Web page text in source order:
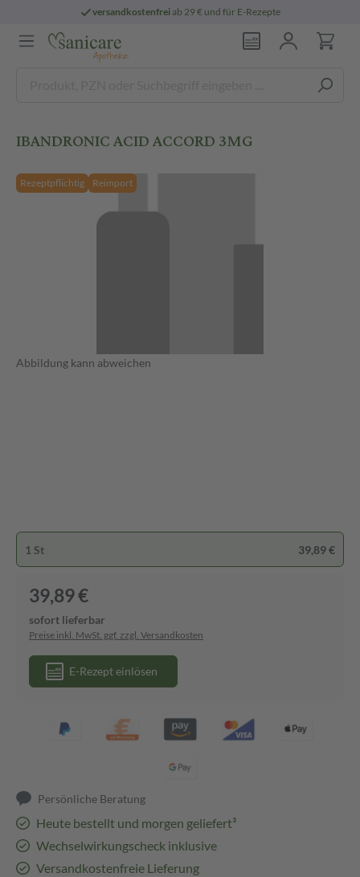
versandkostenfreiab 29 € und für E-Rezepte
IBANDRONIC ACID ACCORD 3MG
Rezeptpflichtig Reimport
Abbildung kann abweichen
1 St 39,89 €
39,89 €
sofort lieferbar
Preise inkl. MwSt. ggf. zzgl. Versandkosten
E-Rezept einlösen
Persönliche Beratung
Heute bestellt und morgen geliefert³
Wechselwirkungscheck inklusive
Versandkostenfreie Lieferung